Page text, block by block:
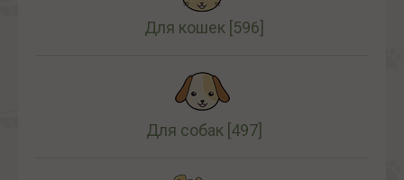
Для кошек [596]
Для собак [497]